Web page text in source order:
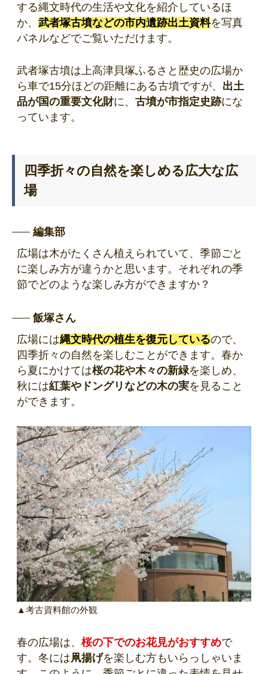
する縄文時代の生活や文化を紹介しているほ
か、 武者塚古墳などの市内遺跡出土資料を写真
パネルなどでご覧いただけます。
武者塚古墳は上高津貝塚ふるさと歴史の広場か
ら車で15分ほどの距離にある古墳ですが、 出土
品が国の重要文化財に、 古墳が市指定史跡にな
っています。
四季折々の自然を楽しめる広大な広
場
編集部
広場は木がたくさん植えられていて、季節ごと
に楽しみ方が違うかと思います。それぞれの季
節でどのような楽しみ方ができますか？
飯塚さん
広場には縄文時代の植生を復元しているので、
四季折々の自然を楽しむことができます。春か
ら夏にかけては桜の花や木々の新緑を楽しめ、
秋には紅葉やドングリなどの木の実を見ること
ができます。
▲考古資料館の外観
春の広場は、 桜の下でのお花見がおすすめで
す。冬には凧揚げを楽しむ方もいらっしゃいま